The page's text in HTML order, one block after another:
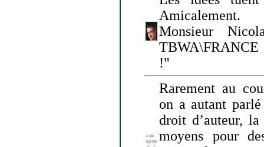
Amicalement.
Monsieur
TBWA\FRANCE
!"
Rarement au
on a autant
droit d’auteur,
moyens pour